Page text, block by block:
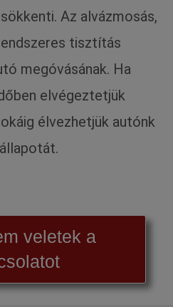
Az alvázmosás,
tisztítás
megóvásának. Ha
elvégeztetjük
élvezhetjük autónk
veletek a